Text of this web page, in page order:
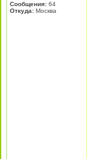
Сообщения: 64
Откуда: Москва